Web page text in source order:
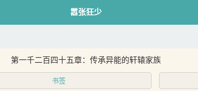
嚣张狂少
第一千二百四十五章：传承异能的轩辕家族
书签